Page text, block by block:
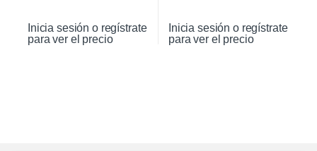
Inicia sesión o regístrate
para ver el precio
Inicia sesión o regístrate
para ver el precio